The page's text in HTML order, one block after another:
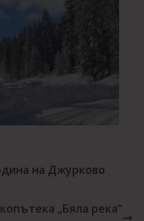
на Джурково
„Бяла река“